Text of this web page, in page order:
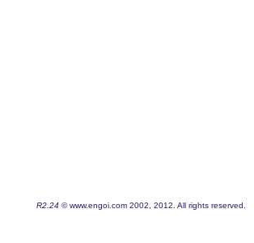
R2.24 © www.engoi.com 2002, 2012. All rights reserved.